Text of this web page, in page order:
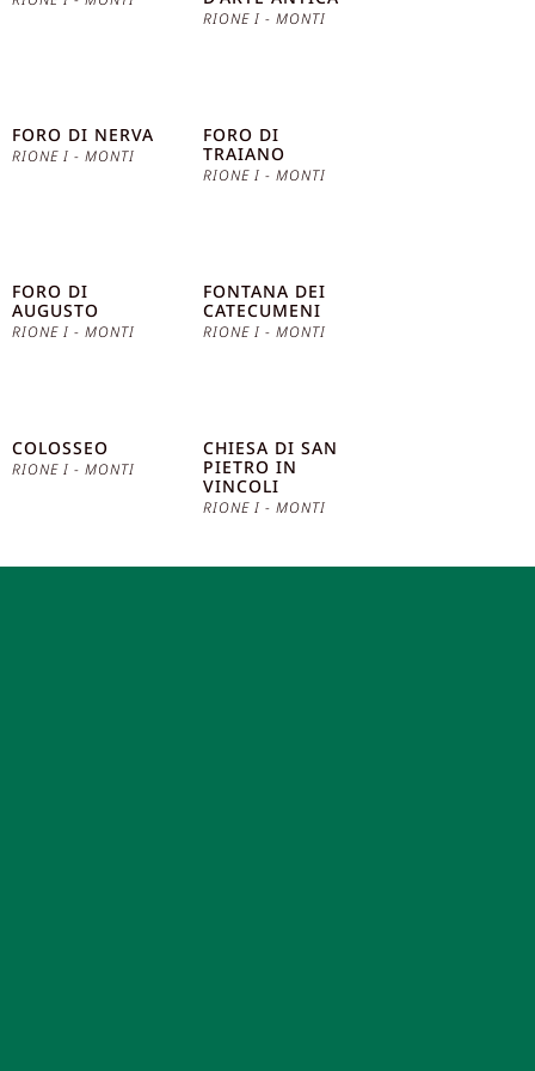
RIONE I - MONTI
FORO DI NERVA
RIONE I - MONTI
FORO DI
TRAIANO
RIONE I - MONTI
FORO DI
AUGUSTO
RIONE I - MONTI
FONTANA DEI
CATECUMENI
RIONE I - MONTI
COLOSSEO
RIONE I - MONTI
CHIESA DI SAN
PIETRO IN
VINCOLI
RIONE I - MONTI